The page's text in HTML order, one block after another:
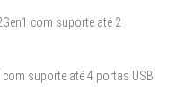
com suporte até 2
com suporte até 4 portas USB